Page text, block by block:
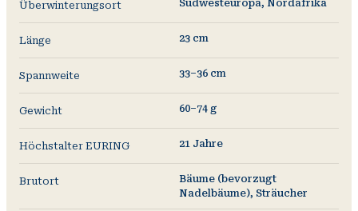
Überwinterungsort Südwesteuropa, Nordafrika
Länge 23 cm
Spannweite 33–36 cm
Gewicht 60–74 g
Höchstalter EURING 21 Jahre
Brutort
Bäume (bevorzugt
Nadelbäume), Sträucher